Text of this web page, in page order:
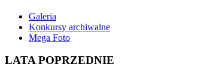
Galeria
Konkursy archiwalne
Mega Foto
LATA POPRZEDNIE